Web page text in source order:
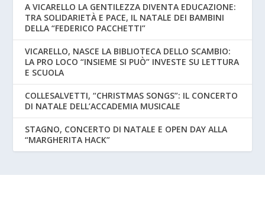
A VICARELLO LA GENTILEZZA DIVENTA EDUCAZIONE:
TRA SOLIDARIETÀ E PACE, IL NATALE DEI BAMBINI
DELLA “FEDERICO PACCHETTI”
VICARELLO, NASCE LA BIBLIOTECA DELLO SCAMBIO:
LA PRO LOCO “INSIEME SI PUÒ” INVESTE SU LETTURA
E SCUOLA
COLLESALVETTI, “CHRISTMAS SONGS”: IL CONCERTO
DI NATALE DELL’ACCADEMIA MUSICALE
STAGNO, CONCERTO DI NATALE E OPEN DAY ALLA
“MARGHERITA HACK”